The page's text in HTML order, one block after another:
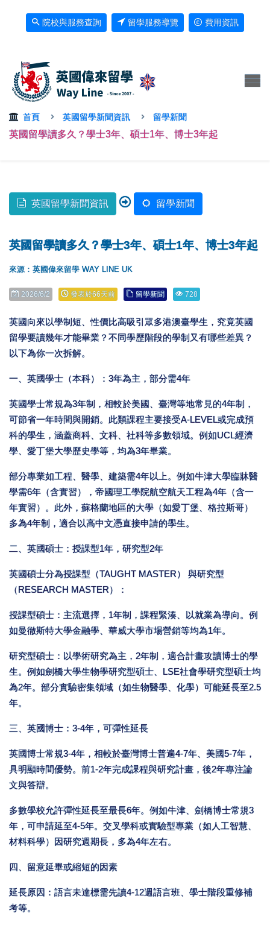
院校與服務查詢 留學服務導覽 費用資訊
首頁 英國留學新聞資訊 留學新聞
英國留學讀多久？學士3年、碩士1年、博士3年起
英國留學新聞資訊 留學新聞
英國留學讀多久？學士3年、碩士1年、博士3年起
來源：英國偉來留學 WAY LINE UK
2026/6/2 發表於66天前 留學新聞 728
英國向來以學制短、性價比高吸引眾多港澳臺學生，究竟英國
留學要讀幾年才能畢業？不同學歷階段的學制又有哪些差異？
以下為你一次拆解。
一、英國學士（本科）：3年為主，部分需4年
英國學士常規為3年制，相較於美國、臺灣等地常見的4年制，
可節省一年時間與開銷。此類課程主要接受A-LEVEL或完成預
科的學生，涵蓋商科、文科、社科等多數領域。例如UCL經濟
學、愛丁堡大學歷史學等，均為3年畢業。
部分專業如工程、醫學、建築需4年以上。例如牛津大學臨牀醫
學需6年（含實習），帝國理工學院航空航天工程為4年（含一
年實習）。此外，蘇格蘭地區的大學（如愛丁堡、格拉斯哥）
多為4年制，適合以高中文憑直接申請的學生。
二、英國碩士：授課型1年，研究型2年
英國碩士分為授課型（TAUGHT MASTER） 與研究型
（RESEARCH MASTER）：
授課型碩士：主流選擇，1年制，課程緊湊、以就業為導向。例
如曼徹斯特大學金融學、華威大學市場營銷等均為1年。
研究型碩士：以學術研究為主，2年制，適合計畫攻讀博士的學
生。例如劍橋大學生物學研究型碩士、LSE社會學研究型碩士均
為2年。部分實驗密集領域（如生物醫學、化學）可能延長至2.5
年。
三、英國博士：3-4年，可彈性延長
英國博士常規3-4年，相較於臺灣博士普遍4-7年、美國5-7年，
具明顯時間優勢。前1-2年完成課程與研究計畫，後2年專注論
文與答辯。
多數學校允許彈性延長至最長6年。例如牛津、劍橋博士常規3
年，可申請延至4-5年。交叉學科或實驗型專業（如人工智慧、
材料科學）因研究週期長，多為4年左右。
四、留意延畢或縮短的因素
延長原因：語言未達標需先讀4-12週語言班、學士階段重修補
考等。